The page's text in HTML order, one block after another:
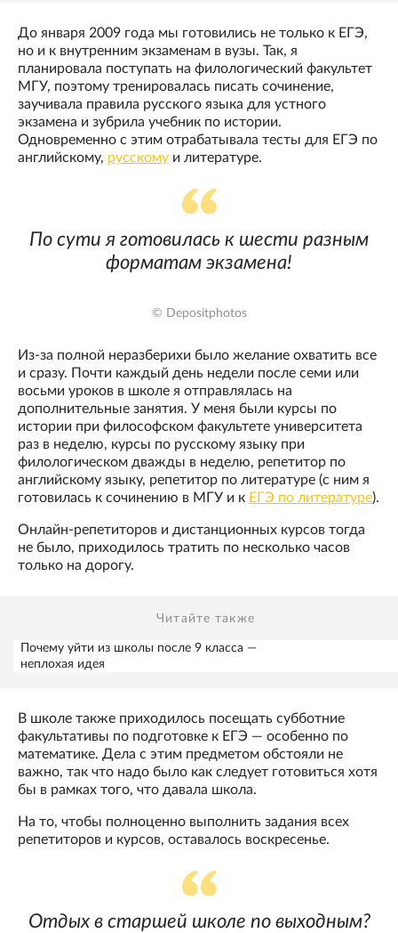
До января 2009 года мы готовились не только к ЕГЭ,
но и к внутренним экзаменам в вузы. Так, я
планировала поступать на филологический факультет
МГУ, поэтому тренировалась писать сочинение,
заучивала правила русского языка для устного
экзамена и зубрила учебник по истории.
Одновременно с этим отрабатывала тесты для ЕГЭ по
английскому, русскому и литературе.
По сути я готовилась к шести разным
форматам экзамена!
© Depositphotos
Из-за полной неразберихи было желание охватить все
и сразу. Почти каждый день недели после семи или
восьми уроков в школе я отправлялась на
дополнительные занятия. У меня были курсы по
истории при философском факультете университета
раз в неделю, курсы по русскому языку при
филологическом дважды в неделю, репетитор по
английскому языку, репетитор по литературе (с ним я
готовилась к сочинению в МГУ и к ЕГЭ по литературе).
Онлайн-репетиторов и дистанционных курсов тогда
не было, приходилось тратить по несколько часов
только на дорогу.
Читайте также
Почему уйти из школы после 9 класса —
неплохая идея
В школе также приходилось посещать субботние
факультативы по подготовке к ЕГЭ — особенно по
математике. Дела с этим предметом обстояли не
важно, так что надо было как следует готовиться хотя
бы в рамках того, что давала школа.
На то, чтобы полноценно выполнить задания всех
репетиторов и курсов, оставалось воскресенье.
Отдых в старшей школе по выходным?